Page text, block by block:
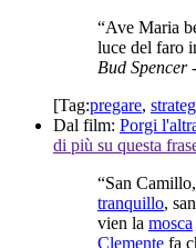
“Ave Maria
luce del faro
Bud Spencer-
[Tag:pregare,
Dal film: Porgi
di più su questa
“San
tranquillo,
vien la mosca
Clemente fa